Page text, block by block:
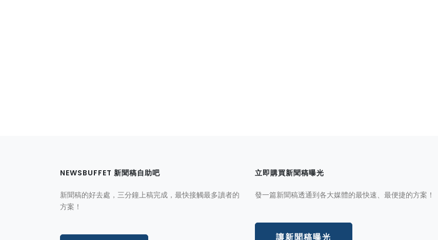
NEWSBUFFET 新聞稿自助吧
新聞稿的好去處，三分鐘上稿完成，最快接觸最多讀者的
方案！
立即購買新聞稿曝光
發一篇新聞稿透通到各大媒體的最快速、最便捷的方案！
讓新聞稿曝光